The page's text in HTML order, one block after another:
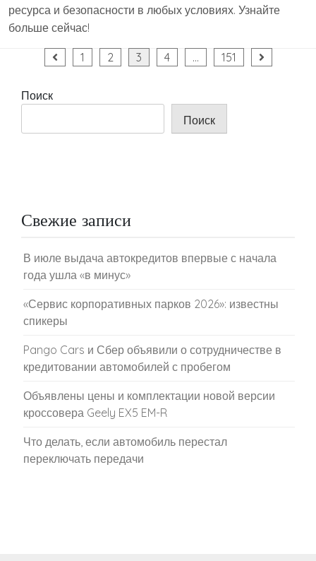
ресурса и безопасности в любых условиях. Узнайте
больше сейчас!
Пагинация1 2 3 4 … 151
Поиск
Поиск
Свежие записи
В июле выдача автокредитов впервые с начала
года ушла «в минус»
«Сервис корпоративных парков 2026»: известны
спикеры
Pango Cars и Сбер объявили о сотрудничестве в
кредитовании автомобилей с пробегом
Объявлены цены и комплектации новой версии
кроссовера Geely EX5 EM-R
Что делать, если автомобиль перестал
переключать передачи